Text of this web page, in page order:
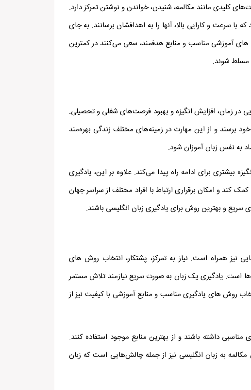
کلیدی مانند مکالمه، شنیدن، خواندن و نوشتن تمرکز دارد.
سرعت و کارایی بالا، آنها را به اهدافشان برسانند. به جای
های آموزشی مناسب و منابع هدفمند، سعی می‌کنند در کمترین
مسلط شوند.
در زمان، افزایش انگیزه و بهبود فرصت‌های شغلی و تحصیلی.
برسند و از این مهارت در زمینه‌های مختلف زندگی بهره‌مند
به نفس زبان آموزان شود.
بیشتری برای ادامه راه پیدا می‌کند. علاوه بر این، یادگیری
کند و امکان برقراری ارتباط با افراد مختلف از سراسر جهان
سریع و بهترین روش برای یادگیری زبان انگلیسی باشند.
نیز همراه است. نیاز به تمرکز، پشتکار، انتخاب روش های
است. یادگیری یک زبان به صورت سریع نیازمند تلاش مستمر
روش های یادگیری مناسب و منابع آموزشی با کیفیت نیز از
داشته باشند و از بهترین منابع موجود استفاده کنند.
به زبان انگلیسی نیز از جمله چالش‌هایی است که زبان